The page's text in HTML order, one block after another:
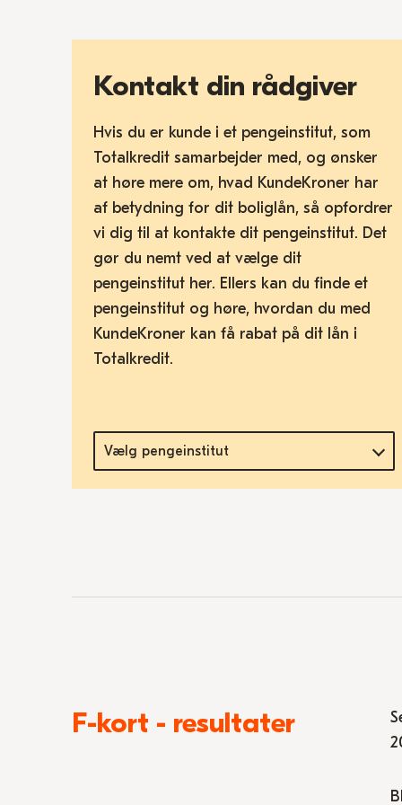
Kontakt din rådgiver
Hvis du er kunde i et pengeinstitut, som
Totalkredit samarbejder med, og ønsker
at høre mere om, hvad KundeKroner har
af betydning for dit boliglån, så opfordrer
vi dig til at kontakte dit pengeinstitut. Det
gør du nemt ved at vælge dit
pengeinstitut her. Ellers kan du finde et
pengeinstitut og høre, hvordan du med
KundeKroner kan få rabat på dit lån i
Totalkredit.
Vælg pengeinstitut
F-kort - resultater